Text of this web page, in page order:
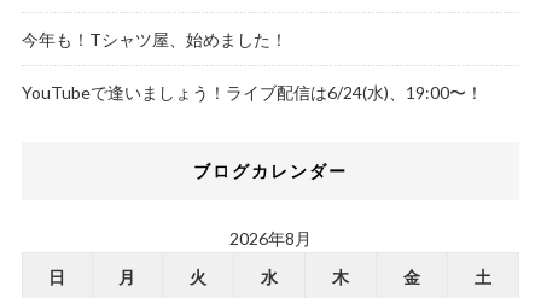
今年も！Tシャツ屋、始めました！
YouTubeで逢いましょう！ライブ配信は6/24(水)、19:00〜！
ブログカレンダー
2026年8月
日
月 火 水 木 金 土